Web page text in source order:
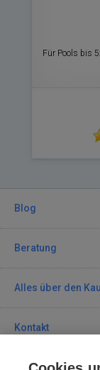
Für Pools bis
Blog
Beratung
Alles über den
Kontakt